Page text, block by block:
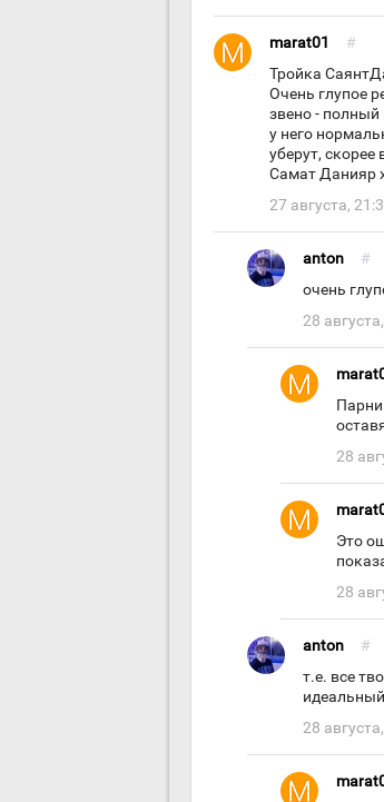
marat01 #
Тройка
Очень глупое
звено - полный
у него
уберут, скорее
Самат Данияр
27 августа,
anton #
очень
28
Парни
28
Это
28
anton #
т.е. все
28